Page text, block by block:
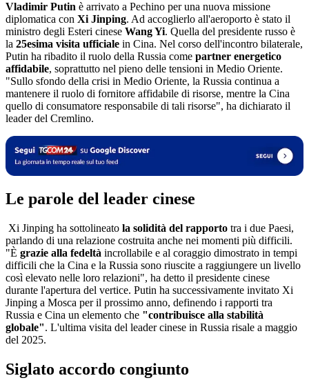
Vladimir Putin è arrivato a Pechino per una nuova missione
diplomatica con Xi Jinping. Ad accoglierlo all'aeroporto è stato il
ministro degli Esteri cinese Wang Yi. Quella del presidente russo è
la 25esima visita ufficiale in Cina. Nel corso dell'incontro bilaterale,
Putin ha ribadito il ruolo della Russia come partner energetico
affidabile, soprattutto nel pieno delle tensioni in Medio Oriente.
"Sullo sfondo della crisi in Medio Oriente, la Russia continua a
mantenere il ruolo di fornitore affidabile di risorse, mentre la Cina
quello di consumatore responsabile di tali risorse", ha dichiarato il
leader del Cremlino.
Le parole del leader cinese
Xi Jinping ha sottolineato la solidità del rapporto tra i due Paesi,
parlando di una relazione costruita anche nei momenti più difficili.
"È grazie alla fedeltà incrollabile e al coraggio dimostrato in tempi
difficili che la Cina e la Russia sono riuscite a raggiungere un livello
così elevato nelle loro relazioni", ha detto il presidente cinese
durante l'apertura del vertice. Putin ha successivamente invitato Xi
Jinping a Mosca per il prossimo anno, definendo i rapporti tra
Russia e Cina un elemento che "contribuisce alla stabilità
globale". L'ultima visita del leader cinese in Russia risale a maggio
del 2025.
Siglato accordo congiunto